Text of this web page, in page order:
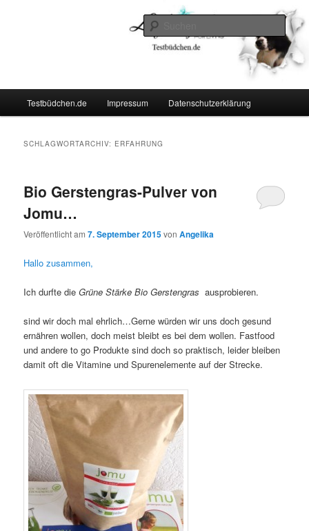
Testbüdchen.de Impressum Datenschutzerklärung
SCHLAGWORTARCHIV: ERFAHRUNG
Bio Gerstengras-Pulver von
Jomu…
Veröffentlicht am7. September 2015vonAngelika
Hallo zusammen,
Ich durfte dieGrüne Stärke Bio Gerstengras ausprobieren.
sind wir doch mal ehrlich…Gerne würden wir uns doch gesund
ernähren wollen, doch meist bleibt es bei dem wollen. Fastfood
und andere to go Produkte sind doch so praktisch, leider bleiben
damit oft die Vitamine und Spurenelemente auf der Strecke.